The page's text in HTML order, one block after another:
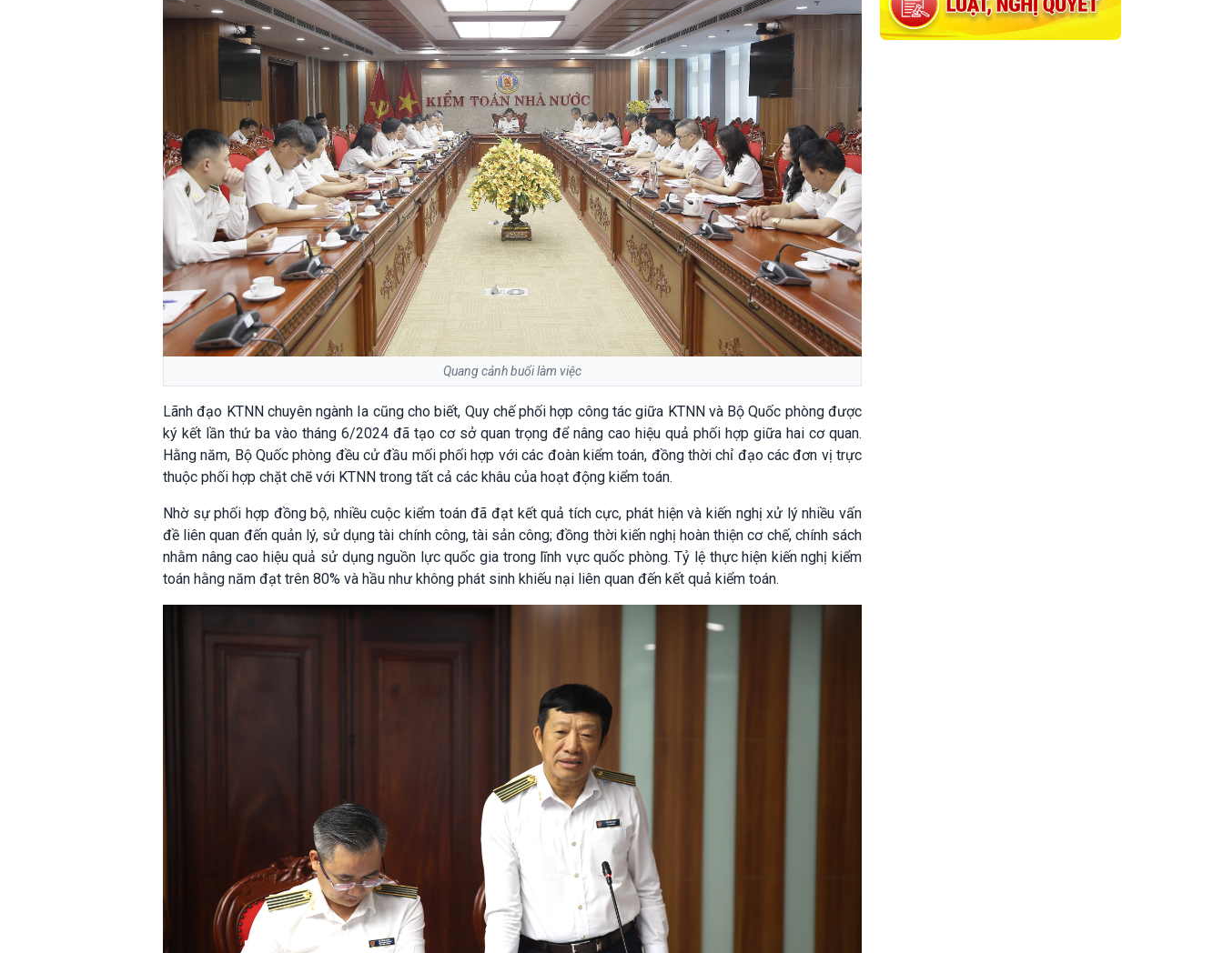
Quang cảnh buổi làm việc
Lãnh đạo KTNN chuyên ngành Ia cũng cho biết, Quy chế phối hợp công tác giữa KTNN và Bộ Quốc phòng được
ký kết lần thứ ba vào tháng 6/2024 đã tạo cơ sở quan trọng để nâng cao hiệu quả phối hợp giữa hai cơ quan.
Hằng năm, Bộ Quốc phòng đều cử đầu mối phối hợp với các đoàn kiểm toán, đồng thời chỉ đạo các đơn vị trực
thuộc phối hợp chặt chẽ với KTNN trong tất cả các khâu của hoạt động kiểm toán.
Nhờ sự phối hợp đồng bộ, nhiều cuộc kiểm toán đã đạt kết quả tích cực, phát hiện và kiến nghị xử lý nhiều vấn
đề liên quan đến quản lý, sử dụng tài chính công, tài sản công; đồng thời kiến nghị hoàn thiện cơ chế, chính sách
nhằm nâng cao hiệu quả sử dụng nguồn lực quốc gia trong lĩnh vực quốc phòng. Tỷ lệ thực hiện kiến nghị kiểm
toán hằng năm đạt trên 80% và hầu như không phát sinh khiếu nại liên quan đến kết quả kiểm toán.